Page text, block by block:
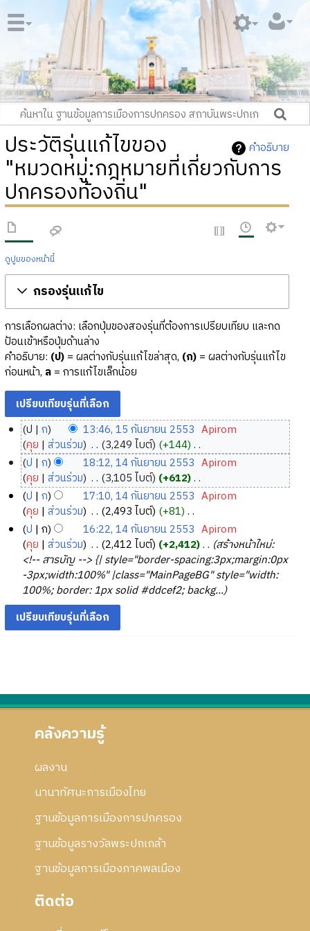
คำอธิบาย
ประวัติรุ่นแก้ไขของ
"หมวดหมู่:กฎหมายที่เกี่ยวกับการ
ปกครองท้องถิ่น"
ดูปูมของหน้านี้
กรองรุ่นแก้ไข
การเลือกผลต่าง: เลือกปุ่มของสองรุ่นที่ต้องการเปรียบเทียบ และกด
ป้อนเข้าหรือปุ่มด้านล่าง
คำอธิบาย: (ป)= ผลต่างกับรุ่นแก้ไขล่าสุด, (ก)= ผลต่างกับรุ่นแก้ไข
ก่อนหน้า, ล= การแก้ไขเล็กน้อย
5
น
า
5
ป ก 13:46, 15 กันยายน 2553 Apirom
คุย ส่วนร่วม ‎ 3,249 ไบต์ +144 ‎
ไ
ม่
มี
ค
ว
า
ม
ย่
อ
ก
า
ร
4
น
2
5
ป ก 18:12, 14 กันยายน 2553 Apirom
คุย ส่วนร่วม ‎ 3,105 ไบต์ +612 ‎
ไ
ม่
มี
ค
ว
า
ม
ย่
อ
ก
ก้
ไ
ป ก 17:10, 14 กันยายน 2553 Apirom
คุย ส่วนร่วม ‎ 2,493 ไบต์ +81 ‎
ไ
ม่
มี
ค
ว
า
ม
ย่
ร
แ
ป ก 16:22, 14 กันยายน 2553 Apirom
คุย ส่วนร่วม ‎ 2,412 ไบต์ +2,412 ‎
สร้างหน้าใหม่:
<!-- สารบัญ --> {| style="border-spacing:3px;margin:0px
-3px;width:100%" |class="MainPageBG" style="width:
100%; border: 1px solid #ddcef2; backg...
คลังความรู้
ผลงาน
นานาทัศนะการเมืองไทย
ฐานข้อมูลการเมืองการปกครอง
ฐานข้อมูลรางวัลพระปกเกล้า
ฐานข้อมูลการเมืองภาคพลเมือง
ติดต่อ